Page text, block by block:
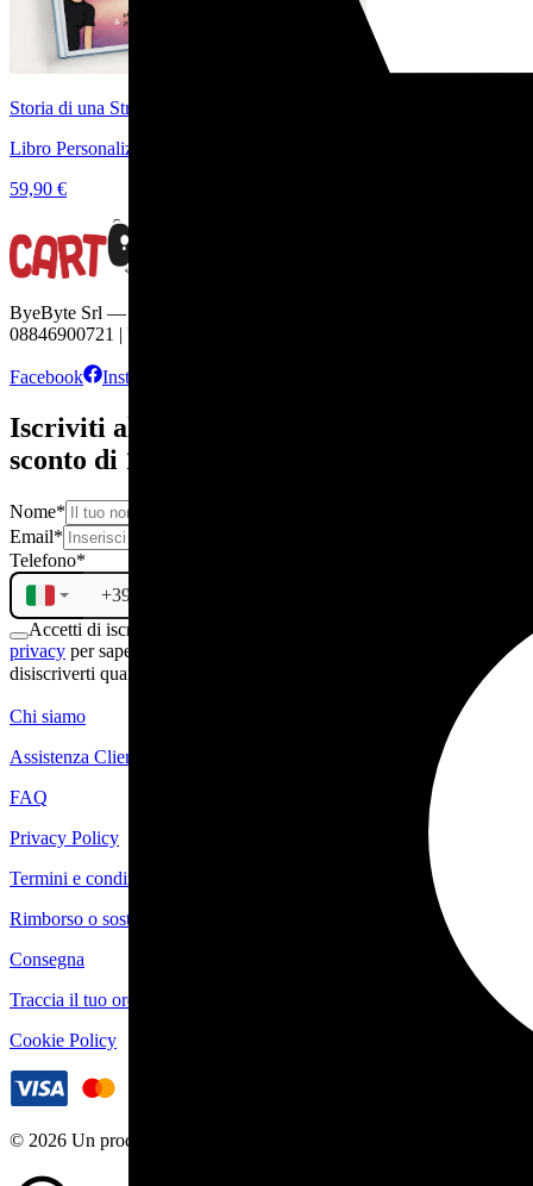
Storia di una Straordinaria Amicizia
Libro Personalizzato per Raccontare la vostra Amicizia
59,90 €
ByeByte Srl — Viale Europa, 22 — 70132 Bari | C.F. e P.IVA
08846900721 | byebyte@pec-amt.com | R.E.A. BA - 654296
Facebook Instagram
Iscriviti alla newsletter e ricevi subito uno
sconto di 10€
Nome*
Email*
Telefono*
Accetti di iscriverti alla newsletter. Consulta la nostra
privacy per sapere di più sul trattamento dei tuoi dati. Puoi
disiscriverti quando vuoi.
Chi siamo
Assistenza Clienti
FAQ
Privacy Policy
Termini e condizioni
Rimborso o sostituzione
Consegna
Traccia il tuo ordine
Cookie Policy
© 2026 Un prodotto ByeByte Srl